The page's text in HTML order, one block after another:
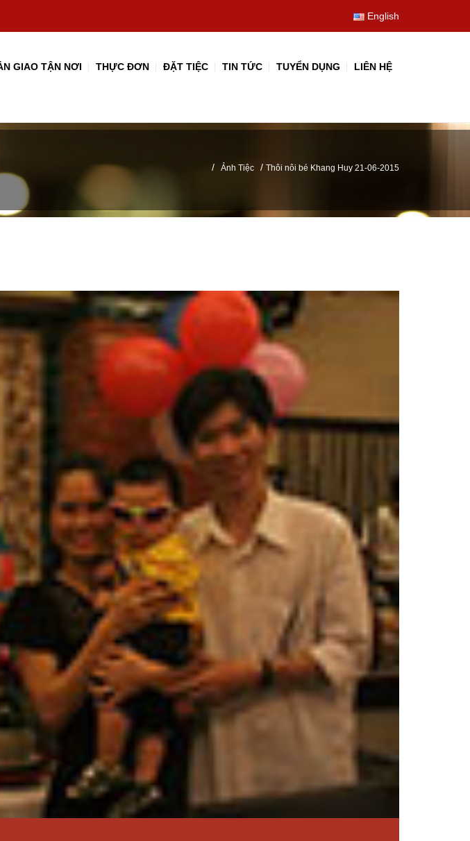
English
GIAO TẬN NƠI THỰC ĐƠN ĐẶT TIỆC TIN TỨC TUYỂN DỤNG LIÊN HỆ
/ Ảnh Tiệc / Thôi nôi bé Khang Huy 21-06-2015